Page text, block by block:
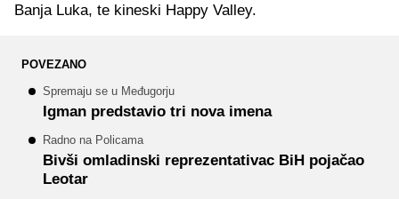
Banja Luka, te kineski Happy Valley.
POVEZANO
Spremaju se u Međugorju
Igman predstavio tri nova imena
Radno na Policama
Bivši omladinski reprezentativac BiH pojačao
Leotar